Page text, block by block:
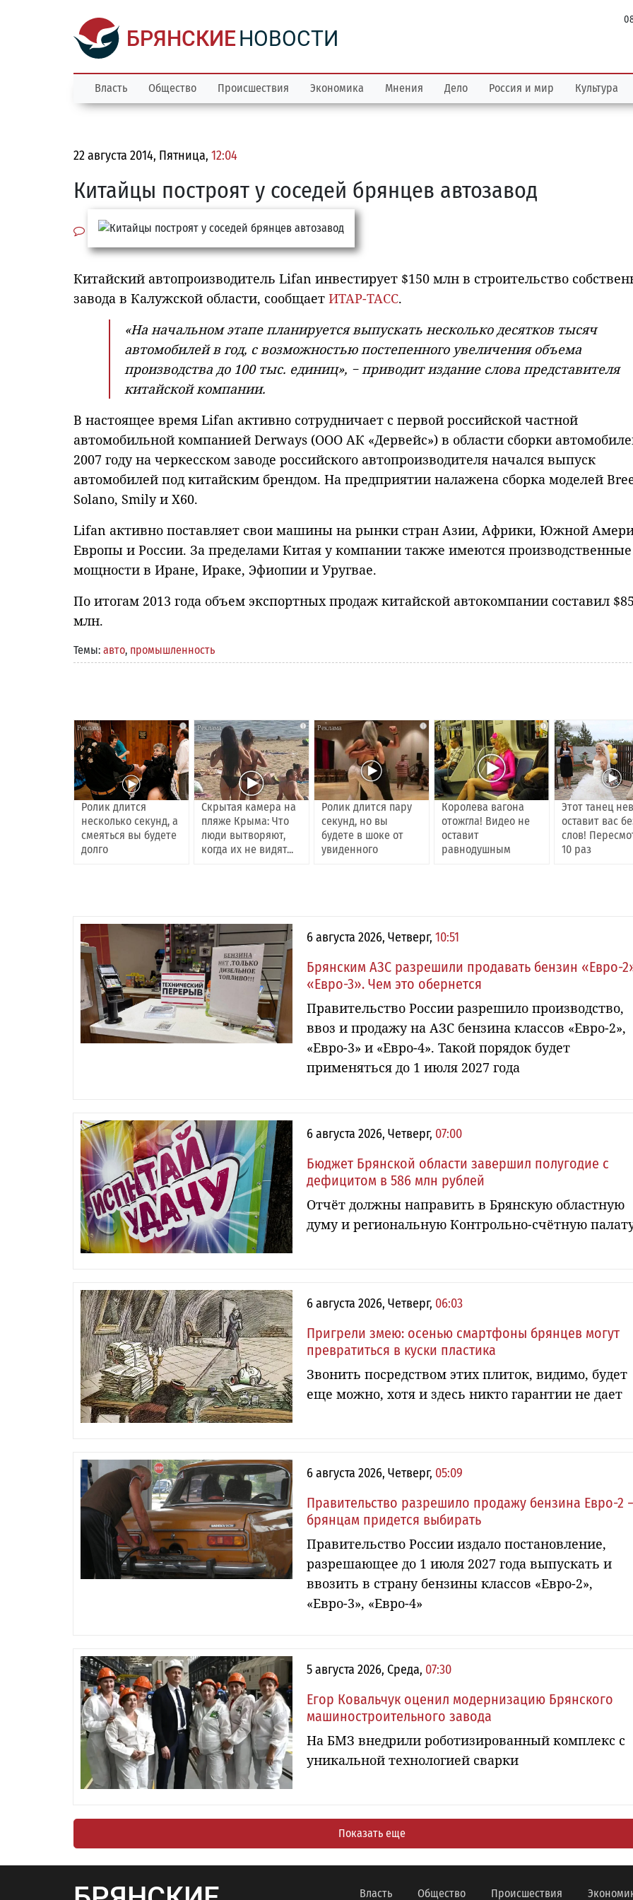
БРЯНСКИЕНОВОСТИ
Власть Общество Происшествия Экономика Мнения Дело Россия и мир Культура
22 августа 2014, Пятница, 12:04
Китайцы построят у соседей брянцев автозавод
Китайский автопроизводитель Lifan инвестирует $150 млн в строительство
завода в Калужской области, сообщает ИТАР-ТАСС.
«На начальном этапе планируется выпускать несколько десятков тысяч
автомобилей в год, с возможностью постепенного увеличения объема
производства до 100 тыс. единиц», − приводит издание слова представителя
китайской компании.
В настоящее время Lifan активно сотрудничает с первой российской частной
автомобильной компанией Derways (ООО АК «Дервейс») в области сборки
2007 году на черкесском заводе российского автопроизводителя начался выпуск
автомобилей под китайским брендом. На предприятии налажена сборка моделей
Solano, Smily и X60.
Lifan активно поставляет свои машины на рынки стран Азии, Африки, Южной
Европы и России. За пределами Китая у компании также имеются производственные
мощности в Иране, Ираке, Эфиопии и Уругвае.
По итогам 2013 года объем экспортных продаж китайской автокомпании составил
млн.
Темы: авто, промышленность
i
Ролик длится
несколько секунд, а
смеяться вы будете
долго
i
Скрытая камера на
пляже Крыма: Что
люди вытворяют,
когда их не видят...
i
Ролик длится пару
секунд, но вы
будете в шоке от
увиденного
i
Королева вагона
отожгла! Видео не
оставит
равнодушным
Этот танец
оставит вас
слов!
10 раз
6 августа 2026, Четверг, 10:51
Брянским АЗС разрешили продавать бензин «Евро-
«Евро-3». Чем это обернется
Правительство России разрешило производство,
ввоз и продажу на АЗС бензина классов «Евро-2»,
«Евро-3» и «Евро-4». Такой порядок будет
применяться до 1 июля 2027 года
6 августа 2026, Четверг, 07:00
Бюджет Брянской области завершил полугодие с
дефицитом в 586 млн рублей
Отчёт должны направить в Брянскую областную
думу и региональную Контрольно-счётную
6 августа 2026, Четверг, 06:03
Пригрели змею: осенью смартфоны брянцев могут
превратиться в куски пластика
Звонить посредством этих плиток, видимо, будет
еще можно, хотя и здесь никто гарантии не дает
6 августа 2026, Четверг, 05:09
Правительство разрешило продажу бензина Евро-2 −
брянцам придется выбирать
Правительство России издало постановление,
разрешающее до 1 июля 2027 года выпускать и
ввозить в страну бензины классов «Евро-2»,
«Евро-3», «Евро-4»
5 августа 2026, Среда, 07:30
Егор Ковальчук оценил модернизацию Брянского
машиностроительного завода
На БМЗ внедрили роботизированный комплекс с
уникальной технологией сварки
Показать еще
Власть Общество Происшествия